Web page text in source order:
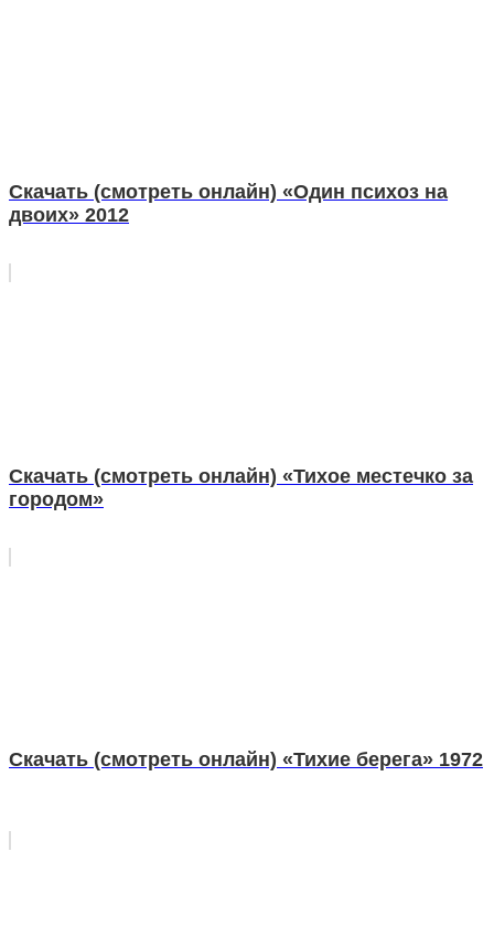
Скачать (смотреть онлайн) «Один психоз на
двоих» 2012
Скачать (смотреть онлайн) «Тихое местечко за
городом»
Скачать (смотреть онлайн) «Тихие берега» 1972